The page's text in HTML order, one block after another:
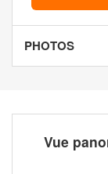
PHOTOS
Vue